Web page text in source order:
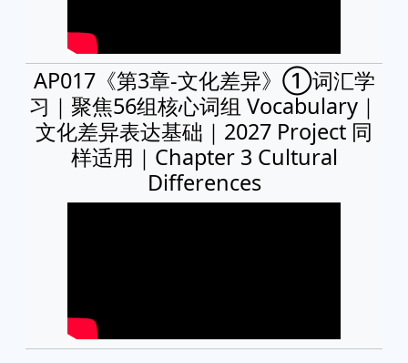
AP017《第3章-文化差异》①词汇学
习｜聚焦56组核心词组 Vocabulary｜
文化差异表达基础｜2027 Project 同
样适用｜Chapter 3 Cultural
Differences